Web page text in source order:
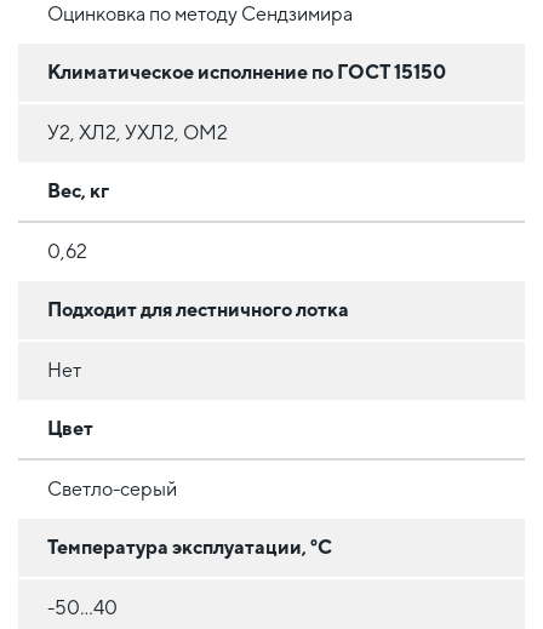
Оцинковка по методу Сендзимира
Климатическое исполнение по ГОСТ 15150
У2, ХЛ2, УХЛ2, ОМ2
Вес, кг
0,62
Подходит для лестничного лотка
Нет
Цвет
Светло-серый
Температура эксплуатации, °C
-50...40